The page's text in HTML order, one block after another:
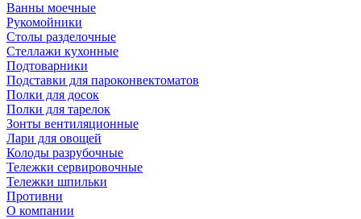
Ванны моечные
Рукомойники
Столы разделочные
Стеллажи кухонные
Подтоварники
Подставки для пароконвектоматов
Полки для досок
Полки для тарелок
Зонты вентиляционные
Лари для овощей
Колоды разрубочные
Тележки сервировочные
Тележки шпильки
Противни
О компании